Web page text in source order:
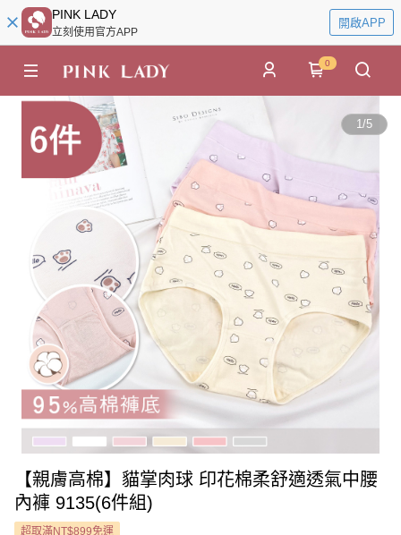
PINK LADY
立刻使用官方APP
開啟APP
0
1/5
【親膚高棉】貓掌肉球 印花棉柔舒適透氣中腰
內褲 9135(6件組)
超取滿NT$899免運